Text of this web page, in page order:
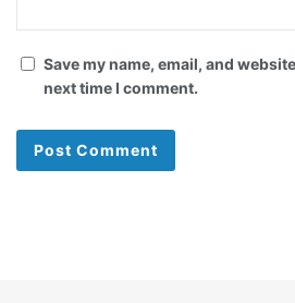
Save my name, email, and
next time I comment.